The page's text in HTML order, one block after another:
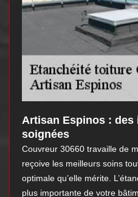
Artisan Espinos : des
soignées
Couvreur 30660 travaille de
reçoive les meilleurs soins
optimale qu’elle mérite.
plus importante de votre